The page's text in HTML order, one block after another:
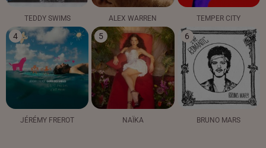
TEDDY SWIMS ALEX WARREN TEMPER CITY
4
JÉRÉMY FREROT
5
NAÏKA
6
BRUNO MARS